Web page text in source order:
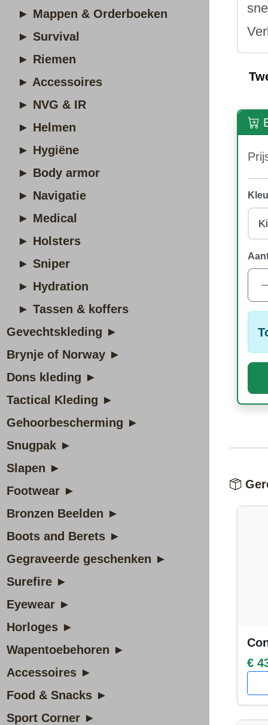
► Mappen & Orderboeken
► Survival
► Riemen
► Accessoires
► NVG & IR
► Helmen
► Hygiëne
► Body armor
► Navigatie
► Medical
► Holsters
► Sniper
► Hydration
► Tassen & koffers
Gevechtskleding ►
Brynje of Norway ►
Dons kleding ►
Tactical Kleding ►
Gehoorbescherming ►
Snugpak ►
Slapen ►
Footwear ►
Bronzen Beelden ►
Boots and Berets ►
Gegraveerde geschenken ►
Surefire ►
Eyewear ►
Horloges ►
Wapentoebehoren ►
Accessoires ►
Food & Snacks ►
Sport Corner ►
€